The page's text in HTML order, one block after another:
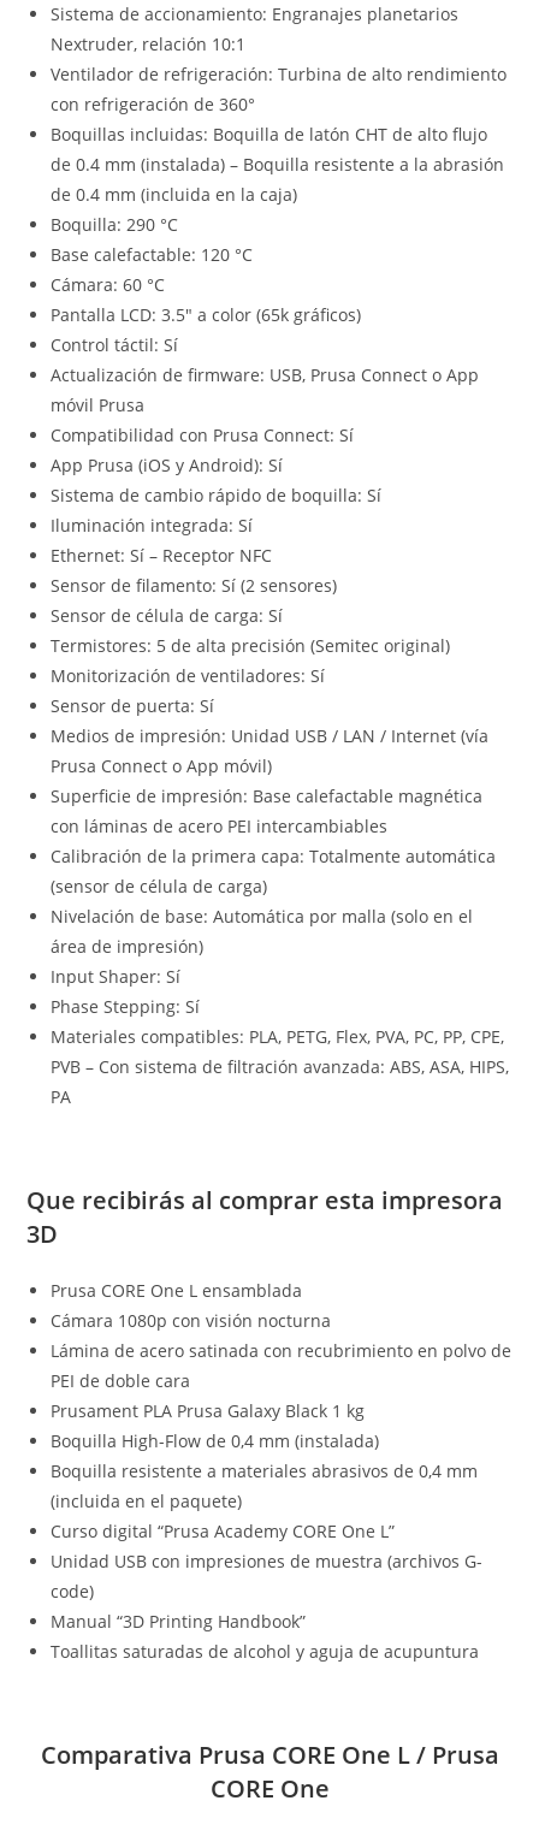
Sistema de accionamiento: Engranajes planetarios
Nextruder, relación 10:1
Ventilador de refrigeración: Turbina de alto rendimiento
con refrigeración de 360°
Boquillas incluidas: Boquilla de latón CHT de alto flujo
de 0.4 mm (instalada) – Boquilla resistente a la abrasión
de 0.4 mm (incluida en la caja)
Boquilla: 290 °C
Base calefactable: 120 °C
Cámara: 60 °C
Pantalla LCD: 3.5″ a color (65k gráficos)
Control táctil: Sí
Actualización de firmware: USB, Prusa Connect o App
móvil Prusa
Compatibilidad con Prusa Connect: Sí
App Prusa (iOS y Android): Sí
Sistema de cambio rápido de boquilla: Sí
Iluminación integrada: Sí
Ethernet: Sí – Receptor NFC
Sensor de filamento: Sí (2 sensores)
Sensor de célula de carga: Sí
Termistores: 5 de alta precisión (Semitec original)
Monitorización de ventiladores: Sí
Sensor de puerta: Sí
Medios de impresión: Unidad USB / LAN / Internet (vía
Prusa Connect o App móvil)
Superficie de impresión: Base calefactable magnética
con láminas de acero PEI intercambiables
Calibración de la primera capa: Totalmente automática
(sensor de célula de carga)
Nivelación de base: Automática por malla (solo en el
área de impresión)
Input Shaper: Sí
Phase Stepping: Sí
Materiales compatibles: PLA, PETG, Flex, PVA, PC, PP, CPE,
PVB – Con sistema de filtración avanzada: ABS, ASA, HIPS,
PA
Que recibirás al comprar esta impresora
3D
Prusa CORE One L ensamblada
Cámara 1080p con visión nocturna
Lámina de acero satinada con recubrimiento en polvo de
PEI de doble cara
Prusament PLA Prusa Galaxy Black 1 kg
Boquilla High-Flow de 0,4 mm (instalada)
Boquilla resistente a materiales abrasivos de 0,4 mm
(incluida en el paquete)
Curso digital “Prusa Academy CORE One L”
Unidad USB con impresiones de muestra (archivos G-
code)
Manual “3D Printing Handbook”
Toallitas saturadas de alcohol y aguja de acupuntura
Comparativa Prusa CORE One L / Prusa
CORE One